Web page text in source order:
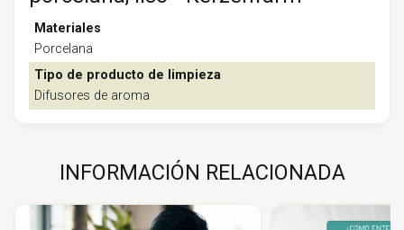
Materiales
Porcelana
Tipo de producto de limpieza
Difusores de aroma
INFORMACIÓN RELACIONADA